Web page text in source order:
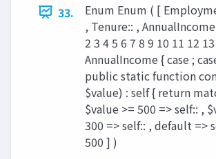
33.
Enum Enum ( [
, Tenure:: ,
2 3 4 5 6 7 8 9 10 11 12
AnnualIncome { case ;
public static function
$value) : self { return
$value >= 500 => self:: ,
300 => self:: , default =>
500 ] )